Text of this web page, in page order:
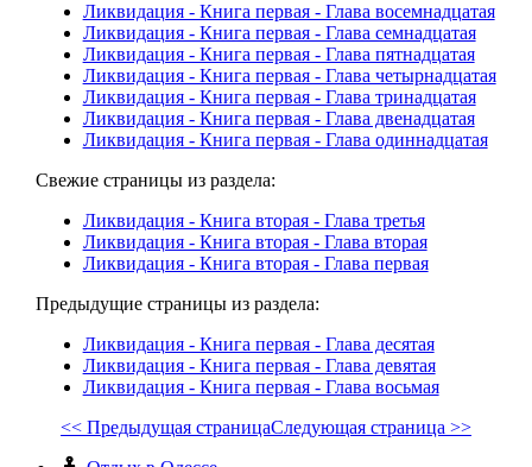
Ликвидация - Книга первая - Глава восемнадцатая
Ликвидация - Книга первая - Глава семнадцатая
Ликвидация - Книга первая - Глава пятнадцатая
Ликвидация - Книга первая - Глава четырнадцатая
Ликвидация - Книга первая - Глава тринадцатая
Ликвидация - Книга первая - Глава двенадцатая
Ликвидация - Книга первая - Глава одиннадцатая
Свежие страницы из раздела:
Ликвидация - Книга вторая - Глава третья
Ликвидация - Книга вторая - Глава вторая
Ликвидация - Книга вторая - Глава первая
Предыдущие страницы из раздела:
Ликвидация - Книга первая - Глава десятая
Ликвидация - Книга первая - Глава девятая
Ликвидация - Книга первая - Глава восьмая
<< Предыдущая страницаСледующая страница >>